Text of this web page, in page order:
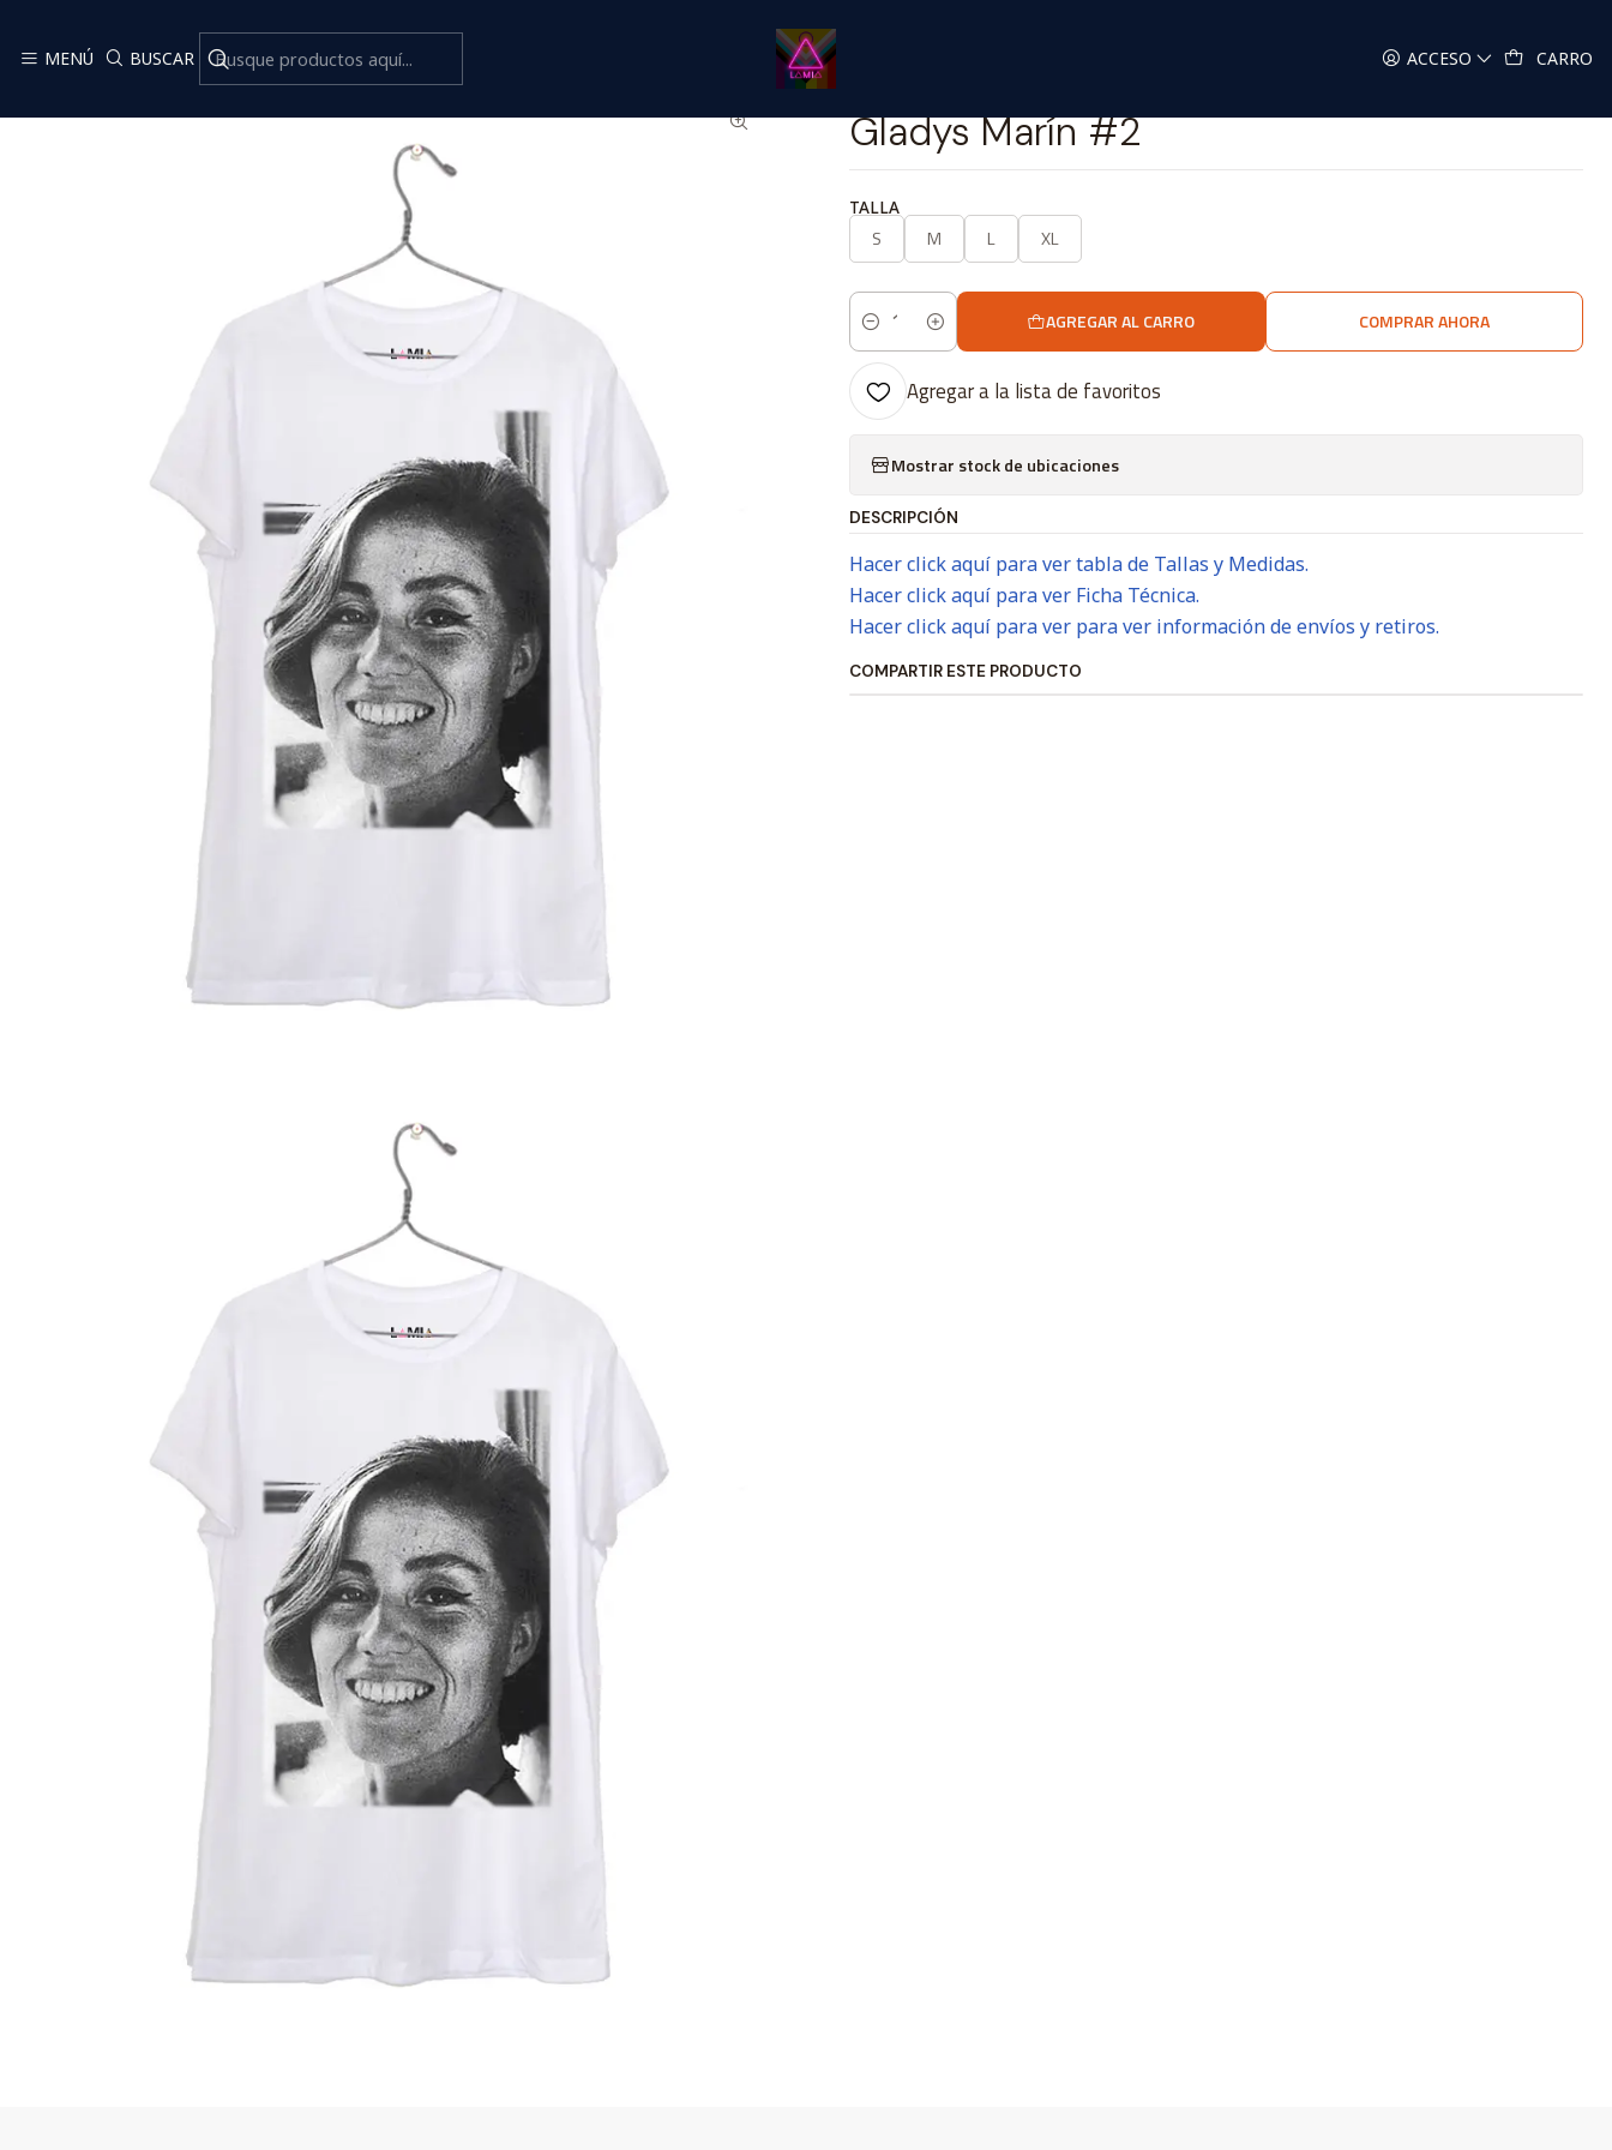
MENÚ BUSCAR ACCESO CARRO
Feminismo💜​🔥​ Classic
Gladys Marín #2
TALLA
S M L XL
Cantidad
AGREGAR AL CARRO COMPRAR AHORA
Agregar a la lista de favoritos
Mostrar stock de ubicaciones
DESCRIPCIÓN
Hacer click aquí para ver tabla de Tallas y Medidas.
Hacer click aquí para ver Ficha Técnica.
Hacer click aquí para ver para ver información de envíos y retiros.
COMPARTIR ESTE PRODUCTO